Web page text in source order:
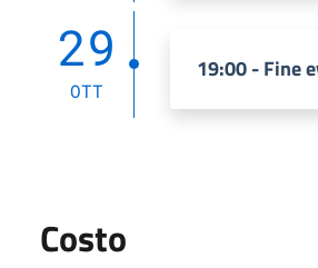
29
OTT
19:00 - Fine
Costo